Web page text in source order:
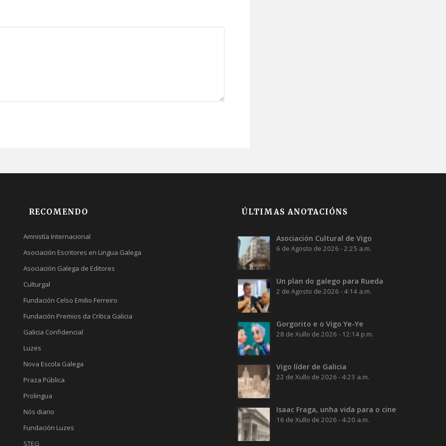
RECOMENDO
Amnistía Internacional
Asociación Escritores en Lingua Galega
Asociación Galega de Editores
Culturgal
Fundación Celso Emilio Ferreiro
Fundación Premios da Crítica Galicia
Galicia Confidencial
Luzes
Nova Escola Galega
Praza Pública
Prolingua
Nós diario
Fundación Luzes
STEG
ÚLTIMAS ANOTACIÓNS
Asociación Cultural de Vigo
6 de Agosto de 2026 - 2:25 a.m.
Un plan do galego para Rueda
2 de Agosto de 2026 - 4:14 a.m.
Gorgorito e o Vigo Ye-Ye
28 de Xullo de 2026 - 12:14 p.m.
Vigo líder de Galicia
22 de Xullo de 2026 - 4:23 a.m.
Isaac Fraga, unha vida para o cine
16 de Xullo de 2026 - 4:20 a.m.